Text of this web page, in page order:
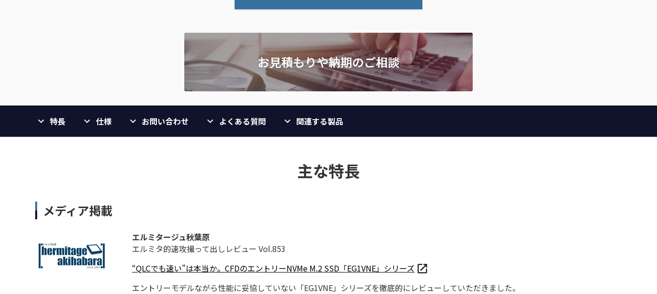
特長 仕様 お問い合わせ よくある質問 関連する製品
主な特長
メディア掲載
エルミタージュ秋葉原
エルミタ的速攻撮って出しレビュー Vol.853
“QLCでも速い”は本当か。CFDのエントリーNVMe M.2 SSD「EG1VNE」シリーズ
エントリーモデルながら性能に妥協していない「EG1VNE」シリーズを徹底的にレビューしていただきました。